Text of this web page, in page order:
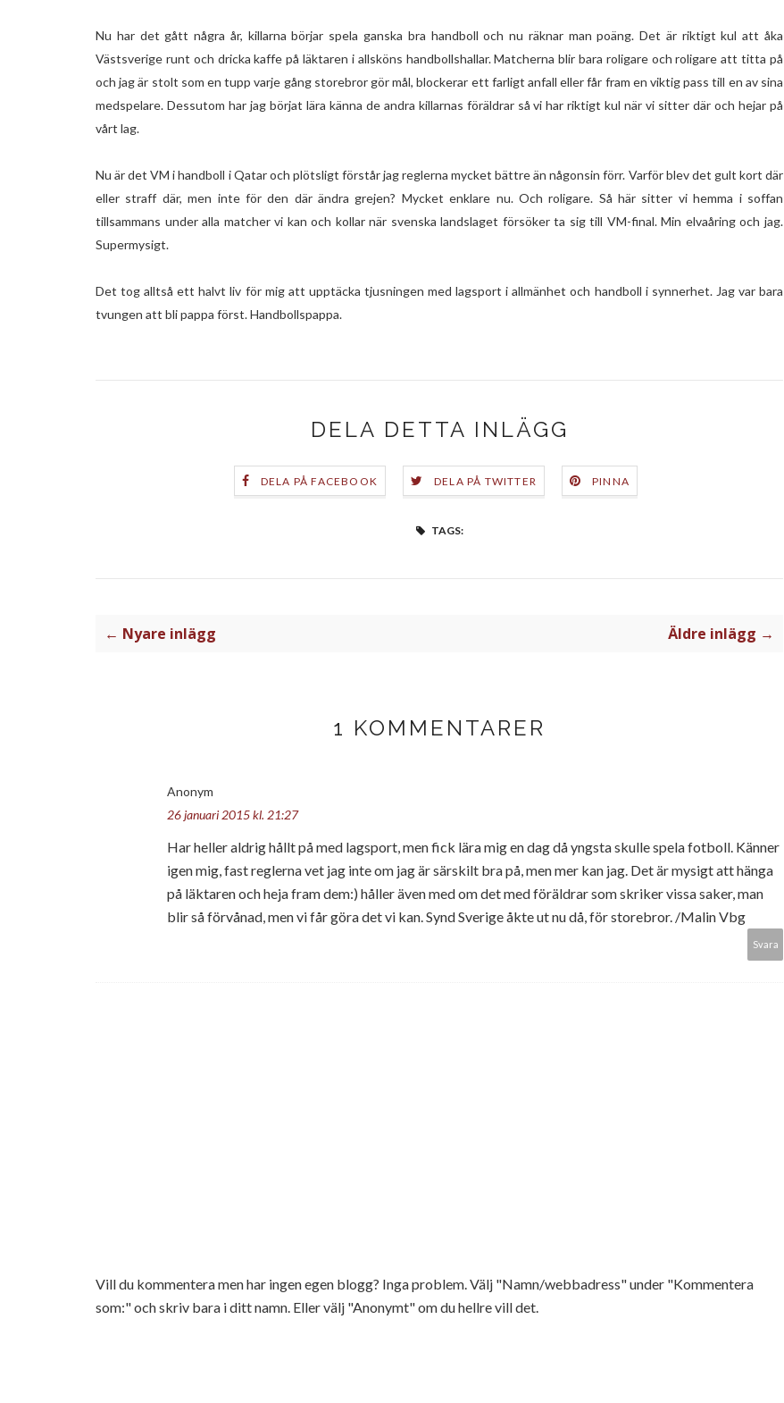
Nu har det gått några år, killarna börjar spela ganska bra handboll och nu räknar man poäng. Det är riktigt kul att åka
Västsverige runt och dricka kaffe på läktaren i allsköns handbollshallar. Matcherna blir bara roligare och roligare att titta på
och jag är stolt som en tupp varje gång storebror gör mål, blockerar ett farligt anfall eller får fram en viktig pass till en av sina
medspelare. Dessutom har jag börjat lära känna de andra killarnas föräldrar så vi har riktigt kul när vi sitter där och hejar på
vårt lag.
Nu är det VM i handboll i Qatar och plötsligt förstår jag reglerna mycket bättre än någonsin förr. Varför blev det gult kort där
eller straff där, men inte för den där ändra grejen? Mycket enklare nu. Och roligare. Så här sitter vi hemma i soffan
tillsammans under alla matcher vi kan och kollar när svenska landslaget försöker ta sig till VM-final. Min elvaåring och jag.
Supermysigt.
Det tog alltså ett halvt liv för mig att upptäcka tjusningen med lagsport i allmänhet och handboll i synnerhet. Jag var bara
tvungen att bli pappa först. Handbollspappa.
DELA DETTA INLÄGG
DELA PÅ FACEBOOK DELA PÅ TWITTER PINNA
TAGS:
← Nyare inlägg Äldre inlägg →
1 KOMMENTARER
Anonym
26 januari 2015 kl. 21:27
Har heller aldrig hållt på med lagsport, men fick lära mig en dag då yngsta skulle spela fotboll. Känner
igen mig, fast reglerna vet jag inte om jag är särskilt bra på, men mer kan jag. Det är mysigt att hänga
på läktaren och heja fram dem:) håller även med om det med föräldrar som skriker vissa saker, man
blir så förvånad, men vi får göra det vi kan. Synd Sverige åkte ut nu då, för storebror. /Malin Vbg
Svara
Vill du kommentera men har ingen egen blogg? Inga problem. Välj "Namn/webbadress" under "Kommentera
som:" och skriv bara i ditt namn. Eller välj "Anonymt" om du hellre vill det.